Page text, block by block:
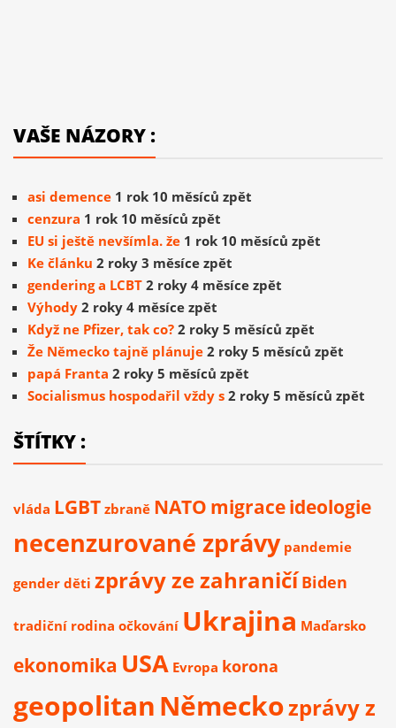
VAŠE NÁZORY :
asi demence 1 rok 10 měsíců zpět
cenzura 1 rok 10 měsíců zpět
EU si ještě nevšímla. že 1 rok 10 měsíců zpět
Ke článku 2 roky 3 měsíce zpět
gendering a LCBT 2 roky 4 měsíce zpět
Výhody 2 roky 4 měsíce zpět
Když ne Pfizer, tak co? 2 roky 5 měsíců zpět
Že Německo tajně plánuje 2 roky 5 měsíců zpět
papá Franta 2 roky 5 měsíců zpět
Socialismus hospodařil vždy s 2 roky 5 měsíců zpět
ŠTÍTKY :
vláda LGBT zbraně NATO migraceideologie
necenzurované zprávy pandemie
gender děti zprávy ze zahraničí Biden
tradiční rodina očkování Ukrajina Maďarsko
ekonomika USA Evropa korona
geopolitanNěmeckozprávy z